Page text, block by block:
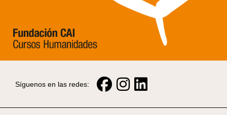
Síguenos en las redes: